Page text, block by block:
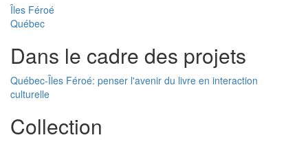
Îles Féroé
Québec
Dans le cadre des projets
Québec-Îles Féroé: penser l'avenir du livre en interaction
culturelle
Collection